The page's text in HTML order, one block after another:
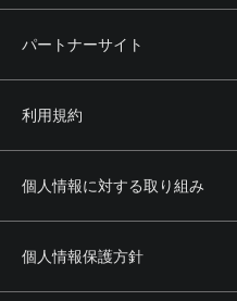
利用者は、本サービスの利
せん。
(3) 法令もしくは公序良俗に
シー権、肖像権その他の権
これを誹謗中傷する行為
(6) 本サービスの正常かつ円
その他当社が不適切と認め
パートナーサイト
利用規約
個人情報に対する取り組み
個人情報保護方針